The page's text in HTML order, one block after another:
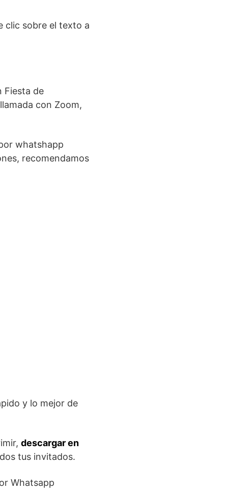
clic sobre el texto a
Fiesta de
con Zoom,
whatshapp
recomendamos
y lo mejor de
descargar en
tus invitados.
Whatsapp